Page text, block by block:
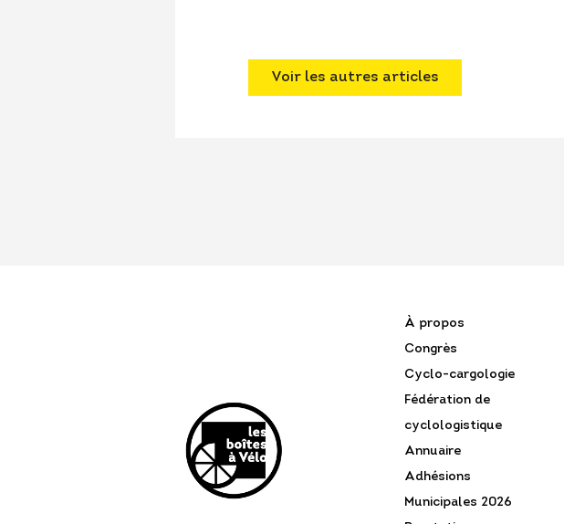
Voir les autres articles
À propos
Congrès
Cyclo-cargologie
Fédération de
cyclologistique
Annuaire
Adhésions
Municipales 2026